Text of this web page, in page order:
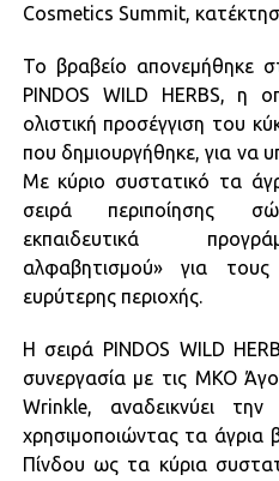
Cosmetics Summit,
Το βραβείο απονεμήθηκε
PINDOS WILD HERBS, η
ολιστική προσέγγιση του
που δημιουργήθηκε, για να
Με κύριο συστατικό τα
σειρά περιποίησης
εκπαιδευτικά
αλφαβητισμού» για
ευρύτερης περιοχής.
Η σειρά PINDOS WILD
συνεργασία με τις ΜΚΟ
Wrinkle, αναδεικνύει την
χρησιμοποιώντας τα άγρια
Πίνδου ως τα κύρια